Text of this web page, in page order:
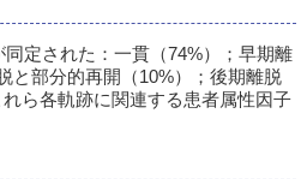
定された：一貫（74%）；早期離
と部分的再開（10%）；後期離脱
ら各軌跡に関連する患者属性因子